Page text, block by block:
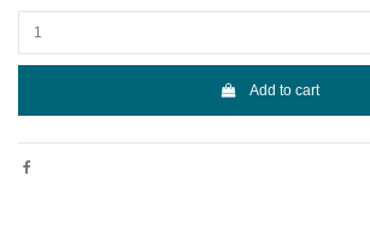
Add to cart